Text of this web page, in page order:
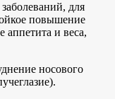
для
повышение
аппетита и веса,
носового